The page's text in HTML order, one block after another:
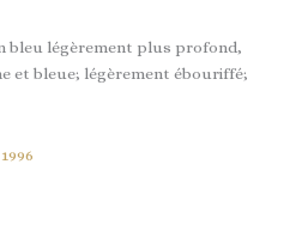
bleu légèrement plus profond,
et bleue; légèrement ébouriffé;